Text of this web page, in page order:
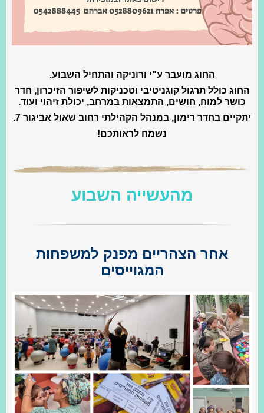
החוג מועבר ע"י ורוניקה והתחיל השבוע.
החוג כולל תרגול קוגניטיבי וטכניקות לשיפור הזיכרון, חדר
כושר למוח, חושים, התמצאות במרחב, יכולת זיהוי ועוד.
יתקיים בחדר רימון, במנהל הקהילתי רחוב שאול אביגור 7.
נשמח לראותכם!
מהעשייה השבוע
אחר הצהריים מפנק למשפחות
המגוייסים